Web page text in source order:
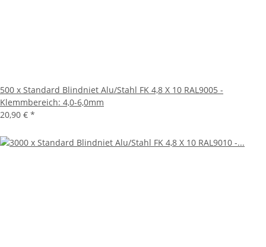
500 x Standard Blindniet Alu/Stahl FK 4,8 X 10 RAL9005 -
Klemmbereich: 4,0-6,0mm
20,90 € *